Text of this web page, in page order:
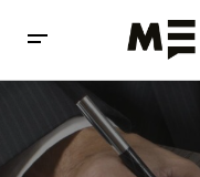
Interaktywny
właściciela za 1,3 mln